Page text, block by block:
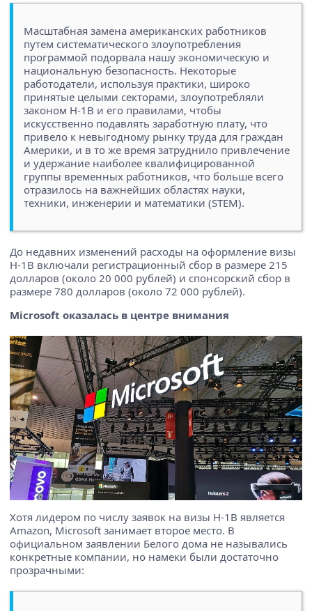
Масштабная замена американских работников
путем систематического злоупотребления
программой подорвала нашу экономическую и
национальную безопасность. Некоторые
работодатели, используя практики, широко
принятые целыми секторами, злоупотребляли
законом H-1B и его правилами, чтобы
искусственно подавлять заработную плату, что
привело к невыгодному рынку труда для граждан
Америки, и в то же время затруднило привлечение
и удержание наиболее квалифицированной
группы временных работников, что больше всего
отразилось на важнейших областях науки,
техники, инженерии и математики (STEM).
До недавних изменений расходы на оформление визы
H-1B включали регистрационный сбор в размере 215
долларов (около 20 000 рублей) и спонсорский сбор в
размере 780 долларов (около 72 000 рублей).
Microsoft оказалась в центре внимания
Хотя лидером по числу заявок на визы H-1B является
Amazon, Microsoft занимает второе место. В
официальном заявлении Белого дома не назывались
конкретные компании, но намеки были достаточно
прозрачными: